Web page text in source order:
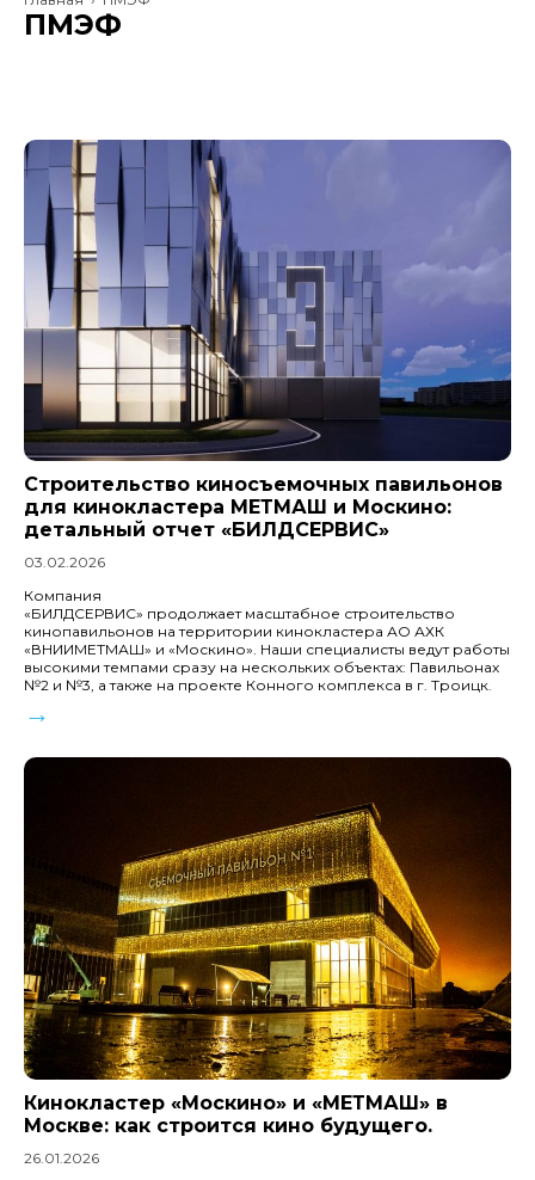
ПМЭФ
Строительство киносъемочных павильонов
для кинокластера МЕТМАШ и Москино:
детальный отчет «БИЛДСЕРВИС»
03.02.2026
Компания
«БИЛДСЕРВИС» продолжает масштабное строительство
кинопавильонов на территории кинокластера АО АХК
«ВНИИМЕТМАШ» и «Москино». Наши специалисты ведут работы
высокими темпами сразу на нескольких объектах: Павильонах
№2 и №3, а также на проекте Конного комплекса в г. Троицк.
→
Кинокластер «Москино» и «МЕТМАШ» в
Москве: как строится кино будущего.
26.01.2026